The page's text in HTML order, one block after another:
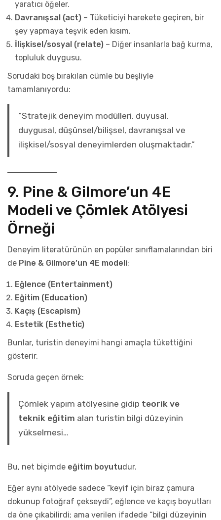
yaratıcı öğeler.
Davranışsal (act) – Tüketiciyi harekete geçiren, bir
şey yapmaya teşvik eden kısım.
İlişkisel/sosyal (relate) – Diğer insanlarla bağ kurma,
topluluk duygusu.
Sorudaki boş bırakılan cümle bu beşliyle
tamamlanıyordu:
“Stratejik deneyim modülleri, duyusal,
duygusal, düşünsel/bilişsel, davranışsal ve
ilişkisel/sosyal deneyimlerden oluşmaktadır.”
9. Pine & Gilmore’un 4E
Modeli ve Çömlek Atölyesi
Örneği
Deneyim literatürünün en popüler sınıflamalarından biri
de Pine & Gilmore’un 4E modeli:
Eğlence (Entertainment)
Eğitim (Education)
Kaçış (Escapism)
Estetik (Esthetic)
Bunlar, turistin deneyimi hangi amaçla tükettiğini
gösterir.
Soruda geçen örnek:
Çömlek yapım atölyesine gidip teorik ve
teknik eğitim alan turistin bilgi düzeyinin
yükselmesi…
Bu, net biçimde eğitim boyutudur.
Eğer aynı atölyede sadece “keyif için biraz çamura
dokunup fotoğraf çekseydi”, eğlence ve kaçış boyutları
da öne çıkabilirdi; ama verilen ifadede “bilgi düzeyinin